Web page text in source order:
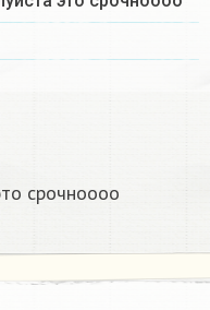
срочноооо